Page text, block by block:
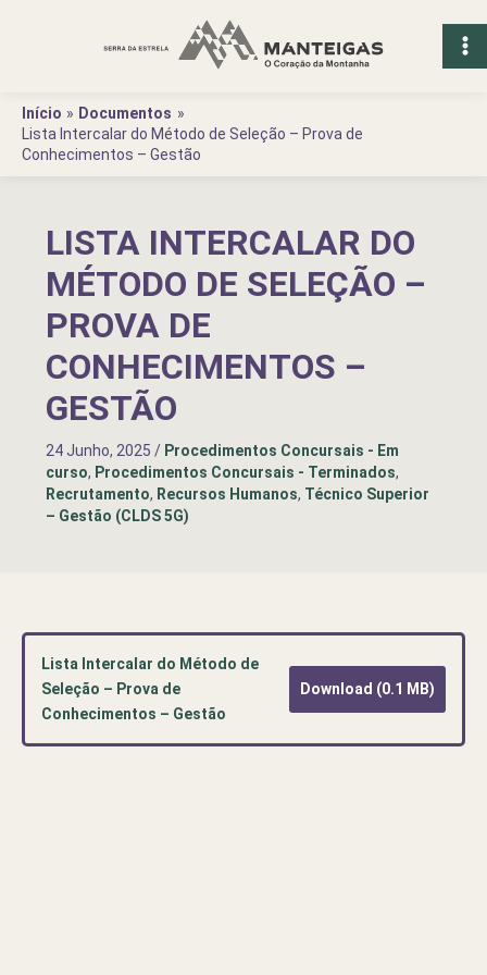
Início
Documentos
Lista Intercalar do Método de Seleção – Prova de
Conhecimentos – Gestão
LISTA INTERCALAR DO
MÉTODO DE SELEÇÃO –
PROVA DE
CONHECIMENTOS –
GESTÃO
24 Junho, 2025 / Procedimentos Concursais - Em
curso, Procedimentos Concursais - Terminados,
Recrutamento, Recursos Humanos, Técnico Superior
– Gestão (CLDS 5G)
Lista Intercalar do Método de
Seleção – Prova de
Conhecimentos – Gestão
Download (0.1 MB)